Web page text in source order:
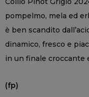
pompelmo, mela ed
è ben scandito
dinamico, fresco e
in un finale croccante
(fp)